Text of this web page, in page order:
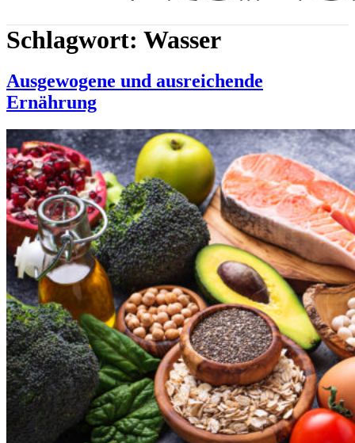
Schlagwort: Wasser
Ausgewogene und ausreichende
Ernährung